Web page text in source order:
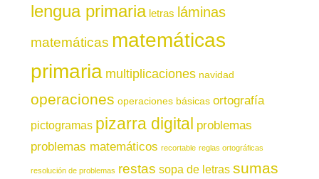
lengua primaria letras láminas
matemáticas matemáticas
primaria multiplicaciones navidad
operaciones operaciones básicas ortografía
pictogramas pizarra digital problemas
problemas matemáticos recortable reglas ortográficas
resolución de problemas restas sopa de letras sumas